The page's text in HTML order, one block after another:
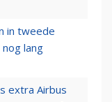
in tweede
lang
extra Airbus